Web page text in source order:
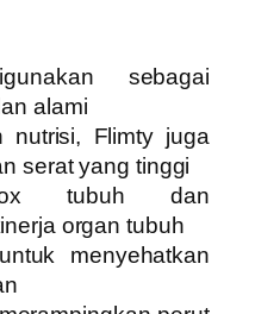
sebagai
alami
nutrisi, Flimty juga
serat yang tinggi
tubuh dan
organ tubuh
menyehatkan